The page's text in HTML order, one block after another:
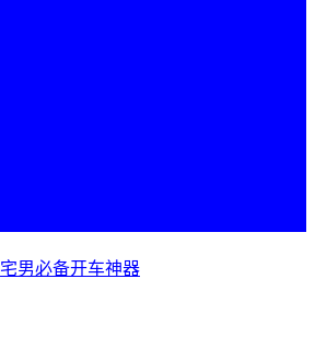
宅男必备开车神器